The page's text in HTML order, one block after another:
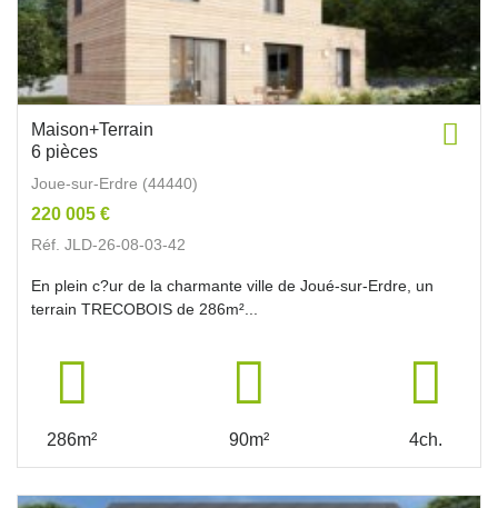
Maison+Terrain
6 pièces
Joue-sur-Erdre (44440)
220 005 €
Réf. JLD-26-08-03-42
En plein c?ur de la charmante ville de Joué-sur-Erdre, un
terrain TRECOBOIS de 286m²...
286m² 90m² 4ch.